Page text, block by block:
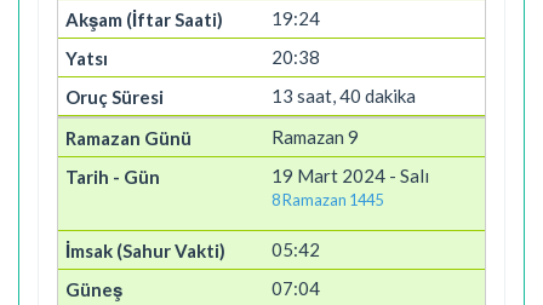
19:24
20:38
13 saat, 40 dakika
Ramazan 9
19 Mart 2024 - Salı
8 Ramazan 1445
05:42
07:04